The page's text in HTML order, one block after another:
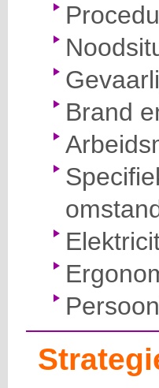
Brand